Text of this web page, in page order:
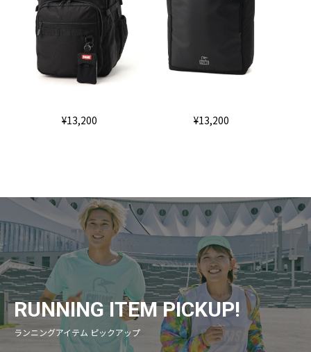
¥13,200 ¥13,200
RUNNING ITEM PICKUP!
ランニングアイテム ピックアップ